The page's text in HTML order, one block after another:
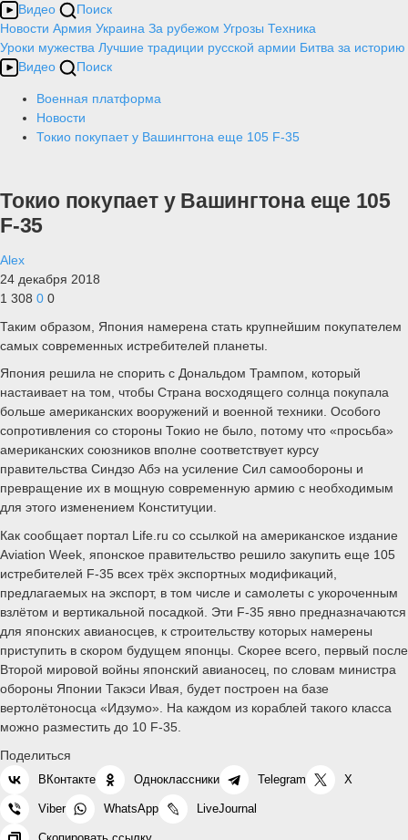
Видео
Поиск
Новости Армия Украина За рубежом Угрозы Техника
Уроки мужества Лучшие традиции русской армии Битва за историю
Видео
Поиск
Военная платформа
Новости
Токио покупает у Вашингтона еще 105 F-35
Токио покупает у Вашингтона еще 105
F-35
Alex
24 декабря 2018
1 308 0 0
Таким образом, Япония намерена стать крупнейшим покупателем
самых современных истребителей планеты.
Япония решила не спорить с Дональдом Трампом, который
настаивает на том, чтобы Страна восходящего солнца покупала
больше американских вооружений и военной техники. Особого
сопротивления со стороны Токио не было, потому что «просьба»
американских союзников вполне соответствует курсу
правительства Синдзо Абэ на усиление Сил самообороны и
превращение их в мощную современную армию с необходимым
для этого изменением Конституции.
Как сообщает портал Life.ru со ссылкой на американское издание
Aviation Week, японское правительство решило закупить еще 105
истребителей F-35 всех трёх экспортных модификаций,
предлагаемых на экспорт, в том числе и самолеты с укороченным
взлётом и вертикальной посадкой. Эти F-35 явно предназначаются
для японских авианосцев, к строительству которых намерены
приступить в скором будущем японцы. Скорее всего, первый после
Второй мировой войны японский авианосец, по словам министра
обороны Японии Такэси Ивая, будет построен на базе
вертолётоносца «Идзумо». На каждом из кораблей такого класса
можно разместить до 10 F-35.
Поделиться
ВКонтакте Одноклассники Telegram X
Viber WhatsApp LiveJournal